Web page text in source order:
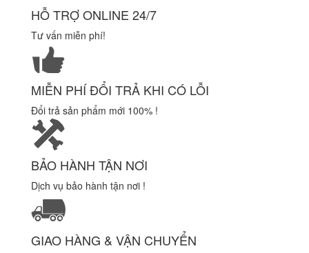
HỖ TRỢ ONLINE 24/7
Tư vấn miễn phí!
MIỄN PHÍ ĐỔI TRẢ KHI CÓ LỖI
Đổi trả sản phẩm mới 100% !
BẢO HÀNH TẬN NƠI
Dịch vụ bảo hành tận nơi !
GIAO HÀNG & VẬN CHUYỂN